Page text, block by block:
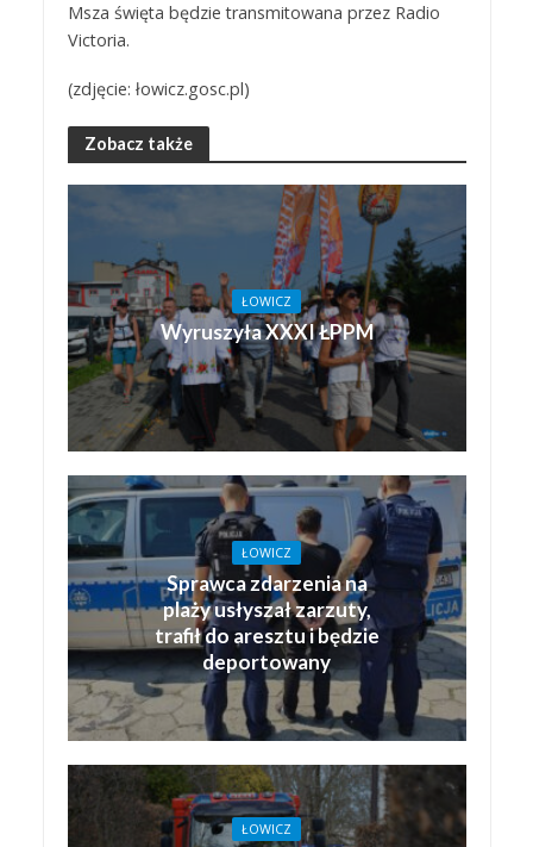
Msza święta będzie transmitowana przez Radio
Victoria.
(zdjęcie: łowicz.gosc.pl)
Zobacz także
ŁOWICZ
Wyruszyła XXXI ŁPPM
ŁOWICZ
Sprawca zdarzenia na
plaży usłyszał zarzuty,
trafił do aresztu i będzie
deportowany
ŁOWICZ